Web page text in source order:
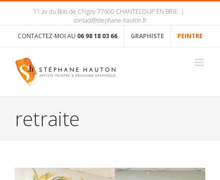
11 av du Bois de Chigny 77600 CHANTELOUP EN BRIE |
contact@stephane-hauton.fr
CONTACTEZ-MOI AU 06 98 18 03 66 GRAPHISTE PEINTRE
retraite